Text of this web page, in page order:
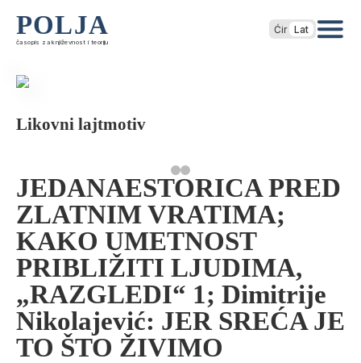
POLJA
časopis za književnost i teoriju
Ćir Lat
Likovni lajtmotiv
JEDANAESTORICA PRED
ZLATNIM VRATIMA;
KAKO UMETNOST
PRIBLIŽITI LJUDIMA,
„RAZGLEDI“ 1; Dimitrije
Nikolajević: JER SREĆA JE
TO ŠTO ŽIVIMO